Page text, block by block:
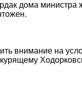
дома министра
внимание на